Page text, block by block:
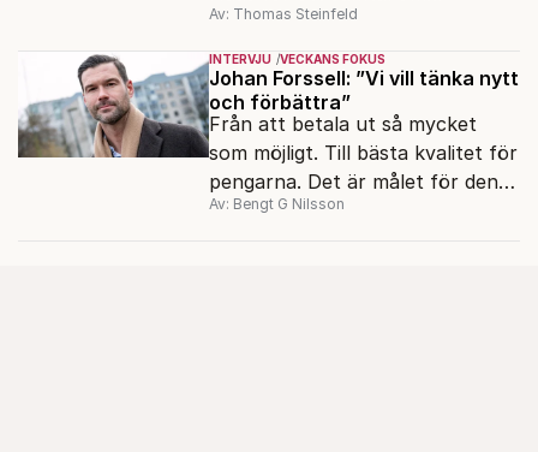
migrationens myter.
Av: Thomas Steinfeld
INTERVJU VECKANS FOKUS
Johan Forssell: ”Vi vill tänka nytt
och förbättra”
Från att betala ut så mycket
som möjligt. Till bästa kvalitet för
pengarna. Det är målet för den
nya biståndspolitiken, enligt
Av: Bengt G Nilsson